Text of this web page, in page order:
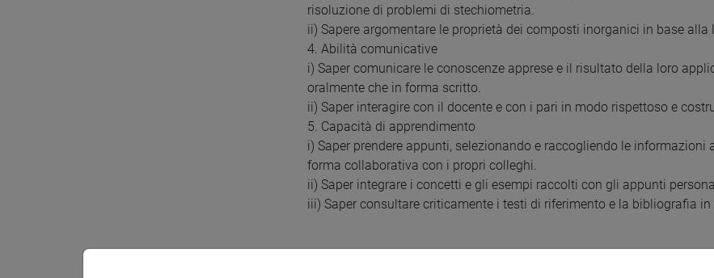
risoluzione di problemi di stechiometria.
ii) Sapere argomentare le proprietà dei composti inorganici in base
4. Abilità comunicative
i) Saper comunicare le conoscenze apprese e il risultato della loro
oralmente che in forma scritto.
ii) Saper interagire con il docente e con i pari in modo rispettoso e
5. Capacità di apprendimento
i) Saper prendere appunti, selezionando e raccogliendo le
forma collaborativa con i propri colleghi.
ii) Saper integrare i concetti e gli esempi raccolti con gli appunti
iii) Saper consultare criticamente i testi di riferimento e la bibliografia